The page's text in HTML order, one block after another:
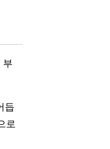
부
듭
로